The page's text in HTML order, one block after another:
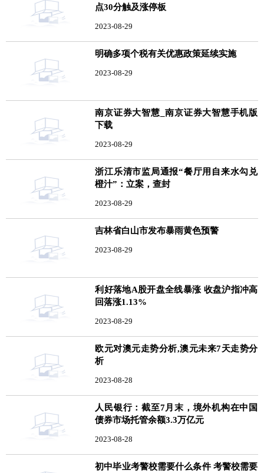
点30分触及涨停板
2023-08-29
明确多项个税有关优惠政策延续实施
2023-08-29
南京证券大智慧_南京证券大智慧手机版
下载
2023-08-29
浙江乐清市监局通报“餐厅用自来水勾兑
橙汁”：立案，查封
2023-08-29
吉林省白山市发布暴雨黄色预警
2023-08-29
利好落地A股开盘全线暴涨 收盘沪指冲高
回落涨1.13%
2023-08-29
欧元对澳元走势分析,澳元未来7天走势分
析
2023-08-28
人民银行：截至7月末，境外机构在中国
债券市场托管余额3.3万亿元
2023-08-28
初中毕业考警校需要什么条件 考警校需要